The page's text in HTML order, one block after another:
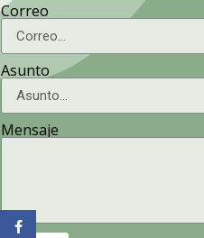
Correo
Asunto
Mensaje